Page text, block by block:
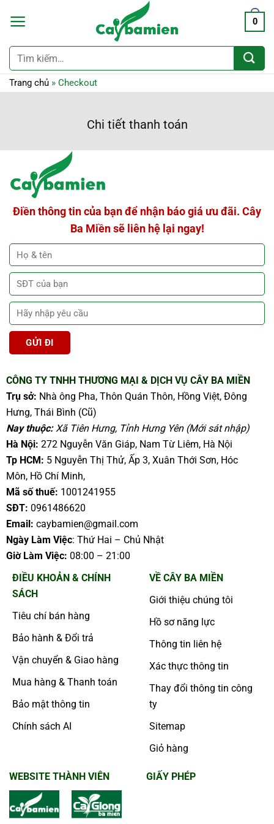
0
Tìm
kiếm:
Trang chủ » Checkout
Chi tiết thanh toán
Điền thông tin của bạn để nhận báo giá ưu đãi. Cây
Ba Miền sẽ liên hệ lại ngay!
CÔNG TY TNHH THƯƠNG MẠI & DỊCH VỤ CÂY BA MIỀN
Trụ sở: Nhà ông Pha, Thôn Quán Thôn, Hồng Việt, Đông
Hưng, Thái Bình (Cũ)
Nay thuộc:Xã Tiên Hưng, Tỉnh Hưng Yên (Mới sát nhập)
Hà Nội: 272 Nguyễn Văn Giáp, Nam Từ Liêm, Hà Nội
Tp HCM: 5 Nguyễn Thị Thử, Ấp 3, Xuân Thới Sơn, Hóc
Môn, Hồ Chí Minh,
Mã số thuế: 1001241955
SĐT: 0961486620
Email: caybamien@gmail.com
Ngày Làm Việc: Thứ Hai – Chủ Nhật
Giờ Làm Việc: 08:00 – 21:00
ĐIỀU KHOẢN & CHÍNH
SÁCH
Tiêu chí bán hàng
Bảo hành & Đổi trả
Vận chuyển & Giao hàng
Mua hàng & Thanh toán
Bảo mật thông tin
Chính sách AI
VỀ CÂY BA MIỀN
Giới thiệu chúng tôi
Hồ sơ năng lực
Thông tin liên hệ
Xác thực thông tin
Thay đổi thông tin công
ty
Sitemap
Giỏ hàng
WEBSITE THÀNH VIÊN GIẤY PHÉP